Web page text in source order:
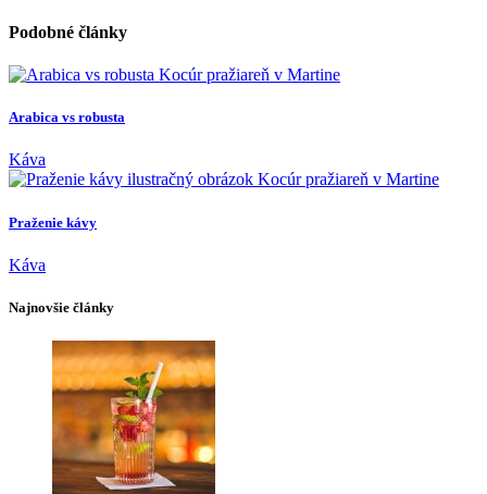
Podobné články
Arabica vs robusta
Káva
Praženie kávy
Káva
Najnovšie články